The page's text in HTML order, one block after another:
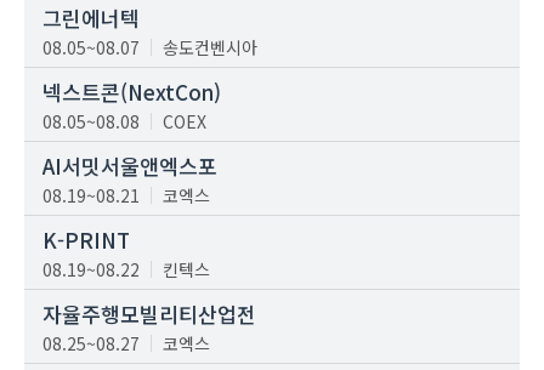
그린에너텍
08.05~08.07 송도컨벤시아
넥스트콘(NextCon)
08.05~08.08 COEX
AI서밋서울앤엑스포
08.19~08.21 코엑스
K-PRINT
08.19~08.22 킨텍스
자율주행모빌리티산업전
08.25~08.27 코엑스